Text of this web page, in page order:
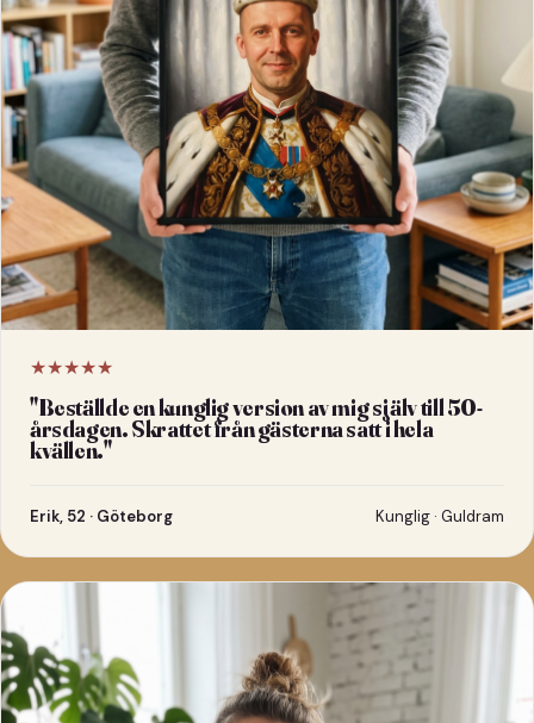
★★★★★
"Beställde en kunglig version av mig själv till 50-
årsdagen. Skrattet från gästerna satt i hela
kvällen."
Erik, 52 · Göteborg Kunglig · Guldram